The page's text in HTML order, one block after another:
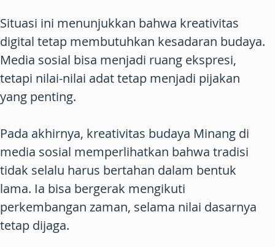
Situasi ini menunjukkan bahwa kreativitas
digital tetap membutuhkan kesadaran budaya.
Media sosial bisa menjadi ruang ekspresi,
tetapi nilai-nilai adat tetap menjadi pijakan
yang penting.
Pada akhirnya, kreativitas budaya Minang di
media sosial memperlihatkan bahwa tradisi
tidak selalu harus bertahan dalam bentuk
lama. Ia bisa bergerak mengikuti
perkembangan zaman, selama nilai dasarnya
tetap dijaga.